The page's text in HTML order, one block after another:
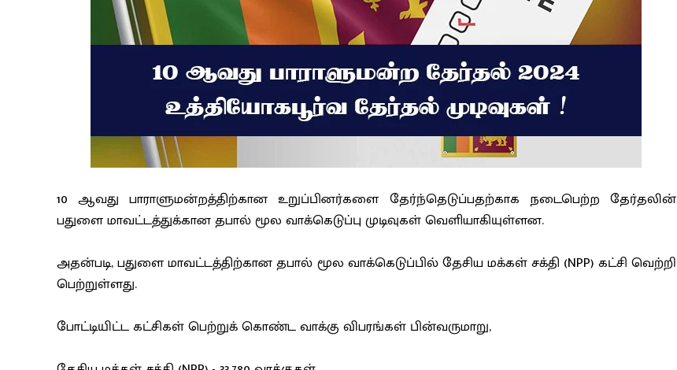
10 ஆவது பாராளுமன்றத்திற்கான உறுப்பினர்களை தேர்ந்தெடுப்பதற்காக நடைபெற்ற தேர்தலின்
பதுளை மாவட்டத்துக்கான தபால் மூல வாக்கெடுப்பு முடிவுகள் வெளியாகியுள்ளன.
அதன்படி, பதுளை மாவட்டத்திற்கான தபால் மூல வாக்கெடுப்பில் தேசிய மக்கள் சக்தி (NPP) கட்சி வெற்றி
பெற்றுள்ளது.
போட்டியிட்ட கட்சிகள் பெற்றுக் கொண்ட வாக்கு விபரங்கள் பின்வருமாறு,